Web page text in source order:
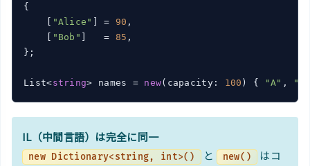
{
"Alice" ] = 90 ,
"Bob" ]   = 85 ,
};
List<string> names = new(capacity: 100 ) { "A" ,
IL（中間言語）は完全に同一
new Dictionary<string, int>() と new()
はコ